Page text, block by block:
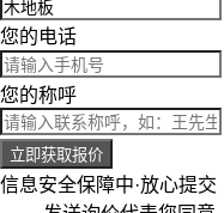
您的电话
您的称呼
立即获取报价
信息安全保障中·放心提交